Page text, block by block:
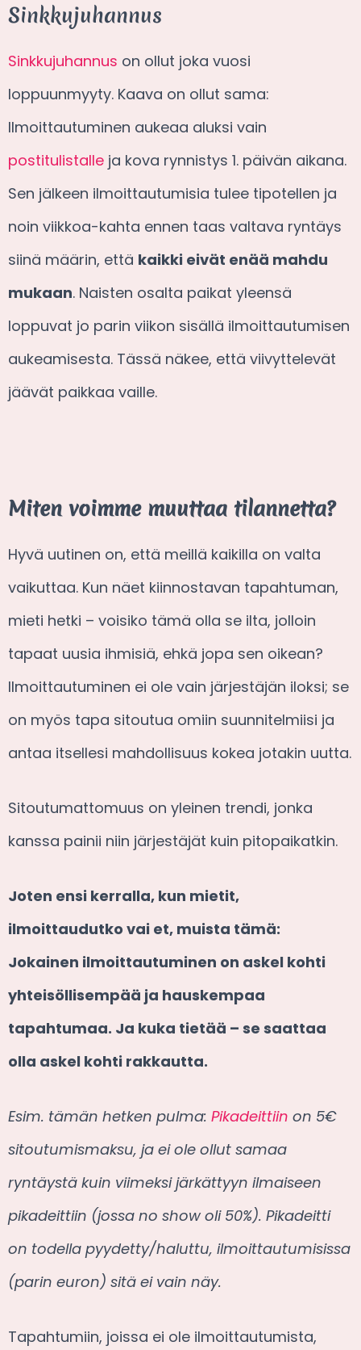
Sinkkujuhannus
Sinkkujuhannus on ollut joka vuosi
loppuunmyyty. Kaava on ollut sama:
Ilmoittautuminen aukeaa aluksi vain
postitulistalle ja kova rynnistys 1. päivän aikana.
Sen jälkeen ilmoittautumisia tulee tipotellen ja
noin viikkoa-kahta ennen taas valtava ryntäys
siinä määrin, että kaikki eivät enää mahdu
mukaan. Naisten osalta paikat yleensä
loppuvat jo parin viikon sisällä ilmoittautumisen
aukeamisesta. Tässä näkee, että viivyttelevät
jäävät paikkaa vaille.
Miten voimme muuttaa tilannetta?
Hyvä uutinen on, että meillä kaikilla on valta
vaikuttaa. Kun näet kiinnostavan tapahtuman,
mieti hetki – voisiko tämä olla se ilta, jolloin
tapaat uusia ihmisiä, ehkä jopa sen oikean?
Ilmoittautuminen ei ole vain järjestäjän iloksi; se
on myös tapa sitoutua omiin suunnitelmiisi ja
antaa itsellesi mahdollisuus kokea jotakin uutta.
Sitoutumattomuus on yleinen trendi, jonka
kanssa painii niin järjestäjät kuin pitopaikatkin.
Joten ensi kerralla, kun mietit,
ilmoittaudutko vai et, muista tämä:
Jokainen ilmoittautuminen on askel kohti
yhteisöllisempää ja hauskempaa
tapahtumaa. Ja kuka tietää – se saattaa
olla askel kohti rakkautta.
Esim. tämän hetken pulma: Pikadeittiin on 5€
sitoutumismaksu, ja ei ole ollut samaa
ryntäystä kuin viimeksi järkättyyn ilmaiseen
pikadeittiin (jossa no show oli 50%). Pikadeitti
on todella pyydetty/haluttu, ilmoittautumisissa
(parin euron) sitä ei vain näy.
Tapahtumiin, joissa ei ole ilmoittautumista,